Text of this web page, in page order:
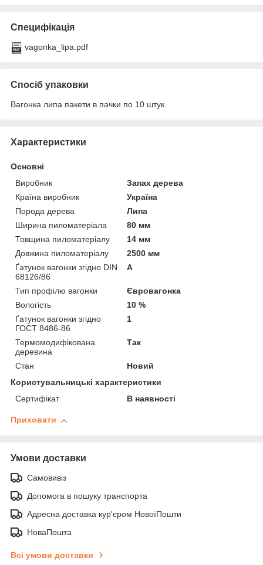
Специфікація
vagonka_lipa.pdf
Спосіб упаковки
Вагонка липа пакети в пачки по 10 штук.
Характеристики
Основні
Виробник
Запах дерева
Країна виробник
Україна
Порода дерева
Липа
Ширина пиломатеріала
80 мм
Товщина пиломатеріалу
14 мм
Довжина пиломатеріалу
2500 мм
Ґатунок вагонки згідно DIN
68126/86
А
Тип профілю вагонки
Євровагонка
Вологість
10 %
Ґатунок вагонки згідно
ГОСТ 8486-86
1
Термомодифікована
деревина
Так
Стан
Новий
Користувальницькі характеристики
Сертифікат
В наявності
Приховати
Умови доставки
Самовивіз
Допомога в пошуку транспорта
Адресна доставка кур'єром НовоїПошти
НоваПошта
Всі умови доставки